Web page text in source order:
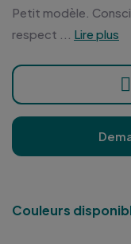
Petit modèle.
respect ...
Lire plus
Couleurs